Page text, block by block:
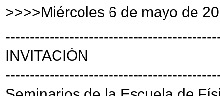
>>>>Miércoles 6 de mayo de
INVITACIÓN